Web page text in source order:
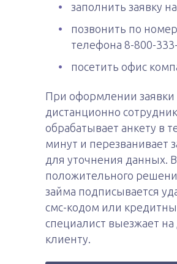
заполнить заявку
позвонить по
телефона 8-800-
посетить офис
При оформлении заявки
дистанционно сотрудник
обрабатывает анкету в
минут и перезванивает
для уточнения данных. В
положительного
займа подписывается
смс-кодом или
специалист выезжает
клиенту.